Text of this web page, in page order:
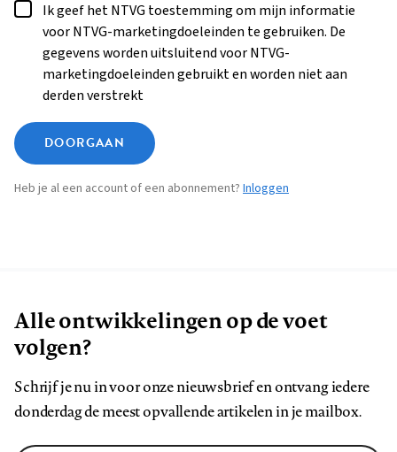
Ik geef het NTVG toestemming om mijn informatie
voor NTVG-marketingdoeleinden te gebruiken. De
gegevens worden uitsluitend voor NTVG-
marketingdoeleinden gebruikt en worden niet aan
derden verstrekt
DOORGAAN
Heb je al een account of een abonnement? Inloggen
Alle ontwikkelingen op de voet
volgen?
Schrijf je nu in voor onze nieuwsbrief en ontvang iedere
donderdag de meest opvallende artikelen in je mailbox.